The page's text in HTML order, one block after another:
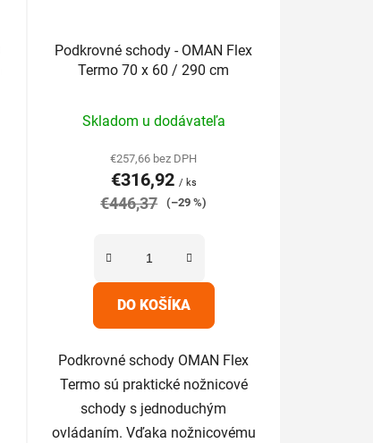
Podkrovné schody - OMAN Flex
Termo 70 x 60 / 290 cm
hodnotenie
produktu
je
5,0
Skladom u dodávateľa
€257,66 bez DPH
€316,92 / ks
€446,37 (–29 %)
DO KOŠÍKA
Podkrovné schody OMAN Flex
Termo sú praktické nožnicové
schody s jednoduchým
ovládaním. Vďaka nožnicovému